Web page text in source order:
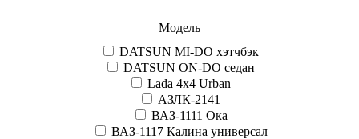
Модель
DATSUN MI-DO хэтчбэк
DATSUN ON-DO седан
Lada 4x4 Urban
АЗЛК-2141
ВАЗ-1111 Ока
ВАЗ-1117 Калина универсал